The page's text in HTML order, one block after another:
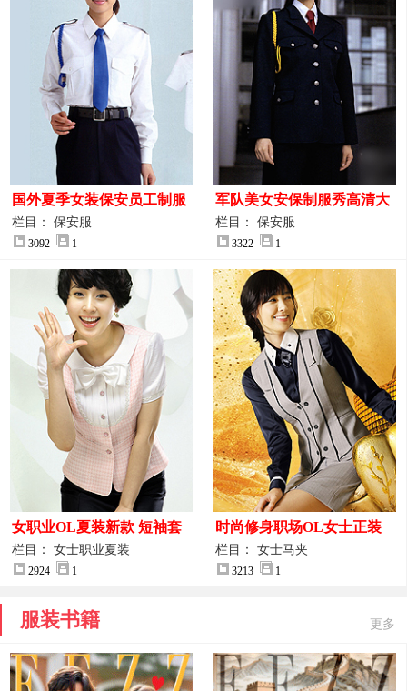
国外夏季女装保安员工制服
装大图
栏目： 保安服
3092 1
军队美女安保制服秀高清大
图
栏目： 保安服
3322 1
女职业OL夏装新款 短袖套
装女正装
栏目： 女士职业夏装
2924 1
时尚修身职场OL女士正装
马甲拍摄大图
栏目： 女士马夹
3213 1
服装书籍 更多